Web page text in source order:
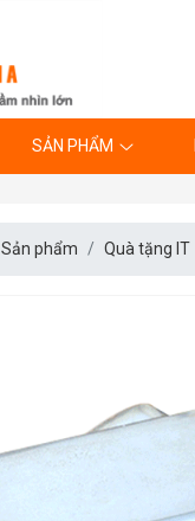
SẢN PHẨM
Sản phẩm Quà tặng IT